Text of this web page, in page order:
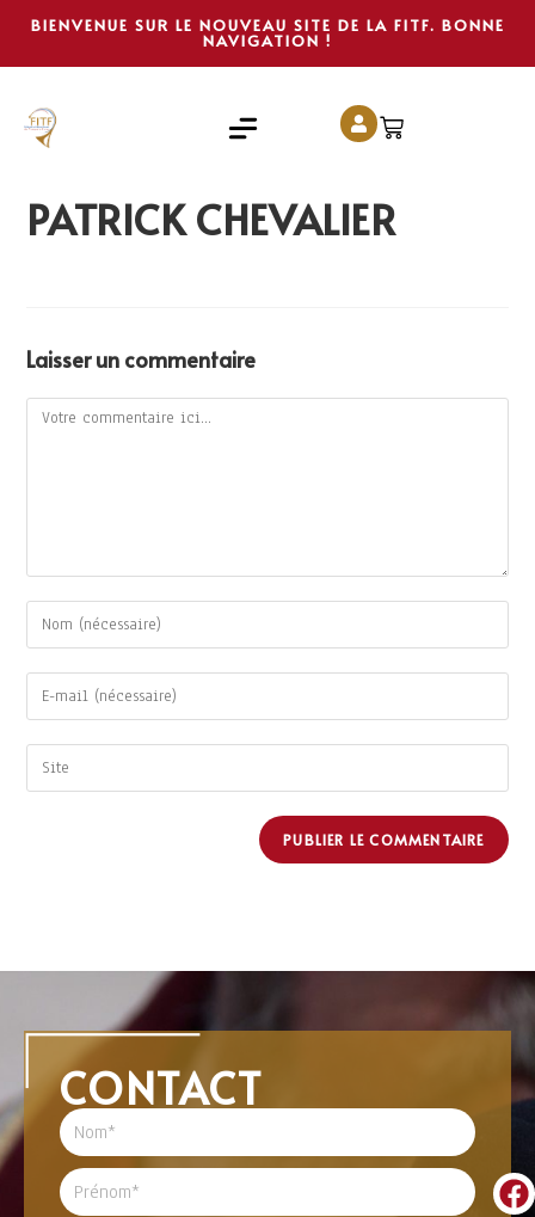
BIENVENUE SUR LE NOUVEAU SITE DE LA FITF. BONNE
NAVIGATION !
PATRICK CHEVALIER
Laisser un commentaire
CONTACT